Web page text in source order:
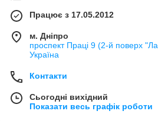
Працює з 17.05.2012
м. Дніпро
проспект Праці 9 (2-й поверх
Україна
Контакти
Сьогодні вихідний
Показати весь графік роботи